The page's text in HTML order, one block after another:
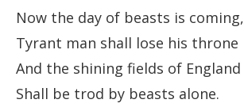
Now the day of beasts is coming,
Tyrant man shall lose his throne
And the shining fields of England
Shall be trod by beasts alone.